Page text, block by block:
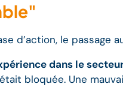
d’action, le passage
dans le
bloquée. Une